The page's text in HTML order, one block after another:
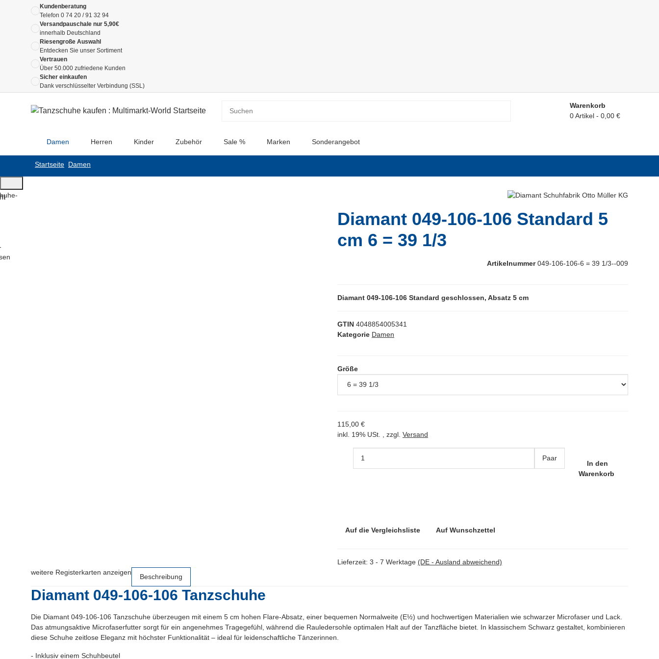
Kundenberatung
Telefon 0 74 20 / 91 32 94
Versandpauschale nur 5,90€
innerhalb Deutschland
Riesengroße Auswahl
Entdecken Sie unser Sortiment
Vertrauen
Über 50.000 zufriedene Kunden
Sicher einkaufen
Dank verschlüsselter Verbindung (SSL)
Damen Herren Kinder Zubehör Sale % Marken Sonderangebot
Warenkorb
0 Artikel
0,00 €
Startseite Damen
Diamant 049-106-106 Standard 5
cm 6 = 39 1/3
Artikelnummer 049-106-106-6 = 39 1/3--009
GTIN 4048854005341
Kategorie Damen
Diamant 049-106-106 Standard geschlossen, Absatz 5 cm
Größe
115,00 €
inkl. 19% USt. , zzgl. Versand
Auf die Vergleichsliste Auf Wunschzettel
Paar
In den
Warenkorb
Lieferzeit: 3 - 7 Werktage (DE - Ausland abweichend)
weitere Registerkarten anzeigen
Beschreibung
Diamant 049-106-106 Tanzschuhe
Die Diamant 049-106-106 Tanzschuhe überzeugen mit einem 5 cm hohen Flare-Absatz, einer bequemen Normalweite (E½) und hochwertigen Materialien wie schwarzer Microfaser und Lack.
Das atmungsaktive Microfaserfutter sorgt für ein angenehmes Tragegefühl, während die Rauledersohle optimalen Halt auf der Tanzfläche bietet. In klassischem Schwarz gestaltet, kombinieren
diese Schuhe zeitlose Eleganz mit höchster Funktionalität – ideal für leidenschaftliche Tänzerinnen.
- Inklusiv einem Schuhbeutel